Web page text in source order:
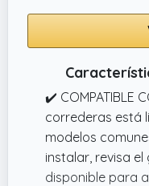
✔️ COMPATIBLE
correderas está
modelos
instalar, revisa
disponible para